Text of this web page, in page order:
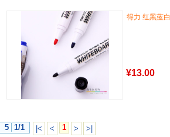
得力 红黑蓝
¥13.00
5 1/1 |< < 1 > >|